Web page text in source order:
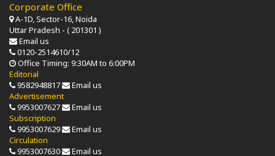
Corporate Office
A-1D, Sector-16, Noida
Uttar Pradesh - ( 201301 )
Email us
0120-2514610/12
Office Timing: 9:30AM to 6:00PM
Editorial
9582948817
Email us
Advertisement
9953007627
Email us
Subscription
9953007629
Email us
Circulation
9953007630
Email us